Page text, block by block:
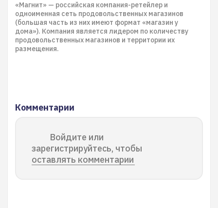
«Магнит» — российская компания-ретейлер и
одноименная сеть продовольственных магазинов
(большая часть из них имеют формат «магазин у
дома»). Компания является лидером по количеству
продовольственных магазинов и территории их
размещения.
Комментарии
Войдите или
зарегистрируйтесь, чтобы
оставлять комментарии